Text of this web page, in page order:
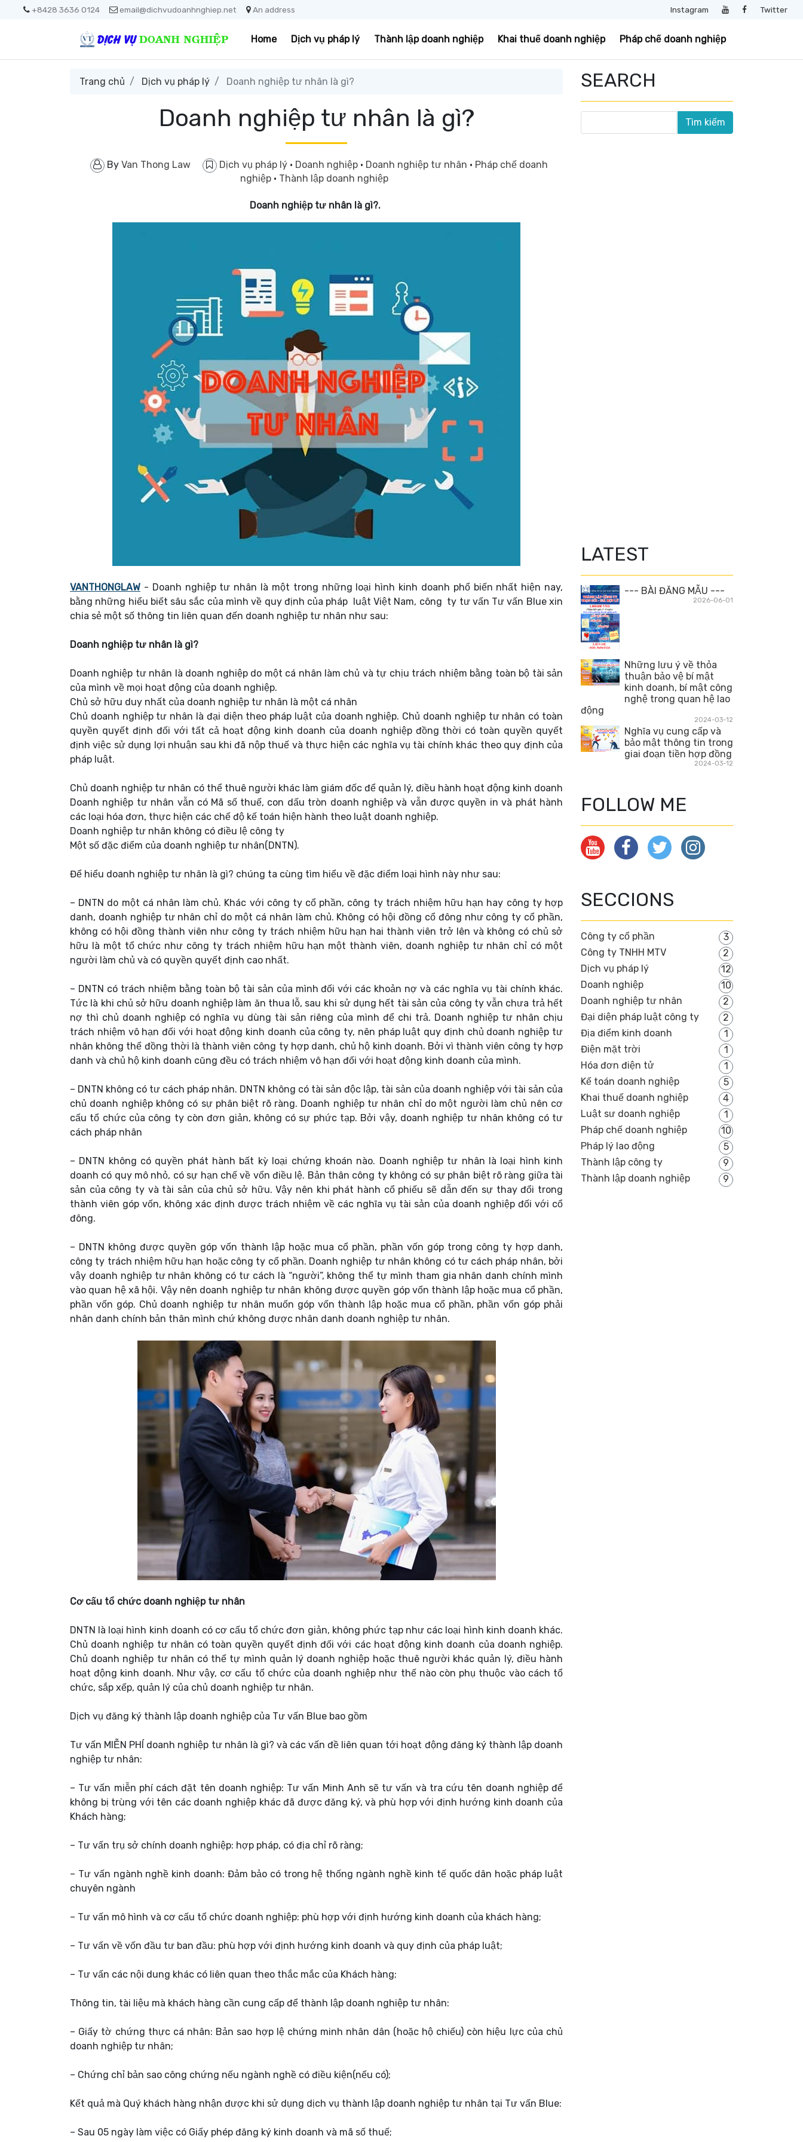
+8428 3636 0124 email@dichvudoanhnghiep.net An address Instagram Twitter
Home Dịch vụ pháp lý Thành lập doanh nghiệp Khai thuế doanh nghiệp Pháp chế doanh nghiệp
Trang chủ Dịch vụ pháp lý Doanh nghiệp tư nhân là gì?
Doanh nghiệp tư nhân là gì?
By Van Thong Law Dịch vụ pháp lý · Doanh nghiệp · Doanh nghiệp tư nhân · Pháp chế doanh
nghiệp · Thành lập doanh nghiệp
Doanh nghiệp tư nhân là gì?.
VANTHONGLAW - Doanh nghiệp tư nhân là một trong những loại hình kinh doanh phổ biến nhất hiện nay,
bằng những hiểu biết sâu sắc của mình về quy định của pháp luật Việt Nam, công ty tư vấn Tư vấn Blue xin
chia sẻ một số thông tin liên quan đến doanh nghiệp tư nhân như sau:
Doanh nghiệp tư nhân là gì?
Doanh nghiệp tư nhân là doanh nghiệp do một cá nhân làm chủ và tự chịu trách nhiệm bằng toàn bộ tài sản
của mình về mọi hoạt động của doanh nghiệp.
Chủ sở hữu duy nhất của doanh nghiệp tư nhân là một cá nhân
Chủ doanh nghiệp tư nhân là đại diện theo pháp luật của doanh nghiệp. Chủ doanh nghiệp tư nhân có toàn
quyền quyết định đối với tất cả hoạt động kinh doanh của doanh nghiệp đồng thời có toàn quyền quyết
định việc sử dụng lợi nhuận sau khi đã nộp thuế và thực hiện các nghĩa vụ tài chính khác theo quy định của
pháp luật.
Chủ doanh nghiệp tư nhân có thể thuê người khác làm giám đốc để quản lý, điều hành hoạt động kinh doanh
Doanh nghiệp tư nhân vẫn có Mã số thuế, con dấu tròn doanh nghiệp và vẫn được quyền in và phát hành
các loại hóa đơn, thực hiện các chế độ kế toán hiện hành theo luật doanh nghiệp.
Doanh nghiệp tư nhân không có điều lệ công ty
Một số đặc điểm của doanh nghiệp tư nhân(DNTN).
Để hiểu doanh nghiệp tư nhân là gì? chúng ta cùng tìm hiểu về đặc điểm loại hình này như sau:
– DNTN do một cá nhân làm chủ. Khác với công ty cổ phần, công ty trách nhiệm hữu hạn hay công ty hợp
danh, doanh nghiệp tư nhân chỉ do một cá nhân làm chủ. Không có hội đồng cổ đông như công ty cổ phần,
không có hội đồng thành viên như công ty trách nhiệm hữu hạn hai thành viên trở lên và không có chủ sở
hữu là một tổ chức như công ty trách nhiệm hữu hạn một thành viên, doanh nghiệp tư nhân chỉ có một
người làm chủ và có quyền quyết định cao nhất.
– DNTN có trách nhiệm bằng toàn bộ tài sản của mình đối với các khoản nợ và các nghĩa vụ tài chính khác.
Tức là khi chủ sở hữu doanh nghiệp làm ăn thua lỗ, sau khi sử dụng hết tài sản của công ty vẫn chưa trả hết
nợ thì chủ doanh nghiệp có nghĩa vụ dùng tài sản riêng của mình để chi trả. Doanh nghiệp tư nhân chịu
trách nhiệm vô hạn đối với hoạt động kinh doanh của công ty, nên pháp luật quy định chủ doanh nghiệp tư
nhân không thể đồng thời là thành viên công ty hợp danh, chủ hộ kinh doanh. Bởi vì thành viên công ty hợp
danh và chủ hộ kinh doanh cũng đều có trách nhiệm vô hạn đối với hoạt động kinh doanh của mình.
– DNTN không có tư cách pháp nhân. DNTN không có tài sản độc lập, tài sản của doanh nghiệp với tài sản của
chủ doanh nghiệp không có sự phân biệt rõ ràng. Doanh nghiệp tư nhân chỉ do một người làm chủ nên cơ
cấu tổ chức của công ty còn đơn giản, không có sự phức tạp. Bởi vậy, doanh nghiệp tư nhân không có tư
cách pháp nhân
– DNTN không có quyền phát hành bất kỳ loại chứng khoán nào. Doanh nghiệp tư nhân là loại hình kinh
doanh có quy mô nhỏ, có sự hạn chế về vốn điều lệ. Bản thân công ty không có sự phân biệt rõ ràng giữa tài
sản của công ty và tài sản của chủ sở hữu. Vậy nên khi phát hành cổ phiếu sẽ dẫn đến sự thay đổi trong
thành viên góp vốn, không xác định được trách nhiệm về các nghĩa vụ tài sản của doanh nghiệp đối với cổ
đông.
– DNTN không được quyền góp vốn thành lập hoặc mua cổ phần, phần vốn góp trong công ty hợp danh,
công ty trách nhiệm hữu hạn hoặc công ty cổ phần. Doanh nghiệp tư nhân không có tư cách pháp nhân, bởi
vậy doanh nghiệp tư nhân không có tư cách là “người”, không thể tự mình tham gia nhân danh chính mình
vào quan hệ xã hội. Vậy nên doanh nghiệp tư nhân không được quyền góp vốn thành lập hoặc mua cổ phần,
phần vốn góp. Chủ doanh nghiệp tư nhân muốn góp vốn thành lập hoặc mua cổ phần, phần vốn góp phải
nhân danh chính bản thân mình chứ không được nhân danh doanh nghiệp tư nhân.
Cơ cấu tổ chức doanh nghiệp tư nhân
DNTN là loại hình kinh doanh có cơ cấu tổ chức đơn giản, không phức tạp như các loại hình kinh doanh khác.
Chủ doanh nghiệp tư nhân có toàn quyền quyết định đối với các hoạt động kinh doanh của doanh nghiệp.
Chủ doanh nghiệp tư nhân có thể tự mình quản lý doanh nghiệp hoặc thuê người khác quản lý, điều hành
hoạt động kinh doanh. Như vậy, cơ cấu tổ chức của doanh nghiệp như thế nào còn phụ thuộc vào cách tổ
chức, sắp xếp, quản lý của chủ doanh nghiệp tư nhân.
Dịch vụ đăng ký thành lập doanh nghiệp của Tư vấn Blue bao gồm
Tư vấn MIỄN PHÍ doanh nghiệp tư nhân là gì? và các vấn đề liên quan tới hoạt động đăng ký thành lập doanh
nghiệp tư nhân:
– Tư vấn miễn phí cách đặt tên doanh nghiệp: Tư vấn Minh Anh sẽ tư vấn và tra cứu tên doanh nghiệp để
không bị trùng với tên các doanh nghiệp khác đã được đăng ký, và phù hợp với định hướng kinh doanh của
Khách hàng;
– Tư vấn trụ sở chính doanh nghiệp: hợp pháp, có địa chỉ rõ ràng;
– Tư vấn ngành nghề kinh doanh: Đảm bảo có trong hệ thống ngành nghề kinh tế quốc dân hoặc pháp luật
chuyên ngành
– Tư vấn mô hình và cơ cấu tổ chức doanh nghiệp: phù hợp với định hướng kinh doanh của khách hàng;
– Tư vấn về vốn đầu tư ban đầu: phù hợp với định hướng kinh doanh và quy định của pháp luật;
– Tư vấn các nội dung khác có liên quan theo thắc mắc của Khách hàng;
Thông tin, tài liệu mà khách hàng cần cung cấp để thành lập doanh nghiệp tư nhân:
– Giấy tờ chứng thực cá nhân: Bản sao hợp lệ chứng minh nhân dân (hoặc hộ chiếu) còn hiệu lực của chủ
doanh nghiệp tư nhân;
– Chứng chỉ bản sao công chứng nếu ngành nghề có điều kiện(nếu có);
Kết quả mà Quý khách hàng nhận được khi sử dụng dịch vụ thành lập doanh nghiệp tư nhân tại Tư vấn Blue:
– Sau 05 ngày làm việc có Giấy phép đăng ký kinh doanh và mã số thuế;
SEARCH
LATEST
--- BÀI ĐĂNG MẪU ---
2026-06-01
Những lưu ý về thỏa
thuận bảo vệ bí mật
kinh doanh, bí mật công
nghệ trong quan hệ lao
động
2024-03-12
Nghĩa vụ cung cấp và
bảo mật thông tin trong
giai đoạn tiền hợp đồng
2024-03-12
FOLLOW ME
SECCIONS
Công ty cổ phần
3
Công ty TNHH MTV
2
Dịch vụ pháp lý
12
Doanh nghiệp
10
Doanh nghiệp tư nhân
2
Đại diện pháp luật công ty
2
Địa điểm kinh doanh
1
Điện mặt trời
1
Hóa đơn điện tử
1
Kế toán doanh nghiệp
5
Khai thuế doanh nghiệp
4
Luật sư doanh nghiệp
1
Pháp chế doanh nghiệp
10
Pháp lý lao động
5
Thành lập công ty
9
Thành lập doanh nghiệp
9